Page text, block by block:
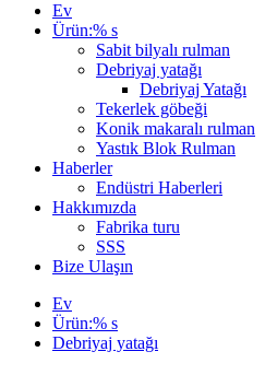
Ev
Ürün:% s
Sabit bilyalı rulman
Debriyaj yatağı
Debriyaj Yatağı
Tekerlek göbeği
Konik makaralı rulman
Yastık Blok Rulman
Haberler
Endüstri Haberleri
Hakkımızda
Fabrika turu
SSS
Bize Ulaşın
Ev
Ürün:% s
Debriyaj yatağı